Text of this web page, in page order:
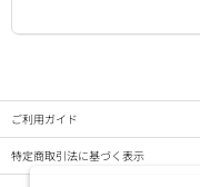
ご利用ガイド
特定商取引法に基づく表示